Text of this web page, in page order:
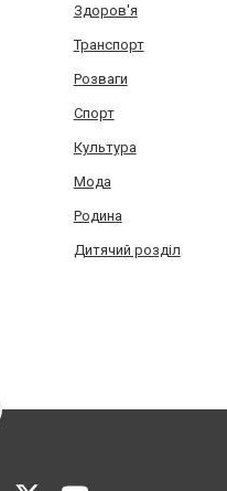
Здоров'я
Транспорт
Розваги
Спорт
Культура
Мода
Родина
Дитячий розділ